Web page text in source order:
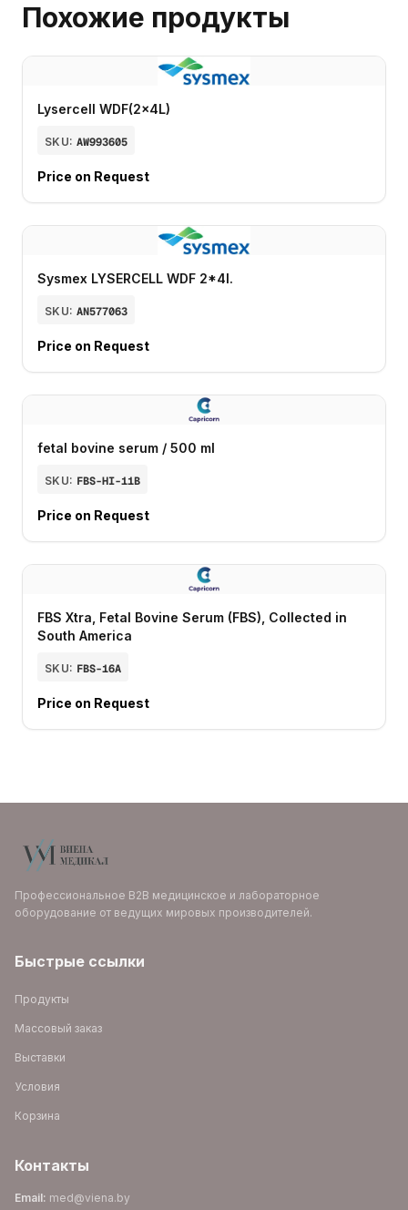
Похожие продукты
Lysercell WDF(2x4L)
SKU: AW993605
Price on Request
Sysmex LYSERCELL WDF 2*4l.
SKU: AN577063
Price on Request
fetal bovine serum / 500 ml
SKU: FBS-HI-11B
Price on Request
FBS Xtra, Fetal Bovine Serum (FBS), Collected in
South America
SKU: FBS-16A
Price on Request
Профессиональное B2B медицинское и лабораторное
оборудование от ведущих мировых производителей.
Быстрые ссылки
Продукты
Массовый заказ
Выставки
Условия
Корзина
Контакты
Email: med@viena.by